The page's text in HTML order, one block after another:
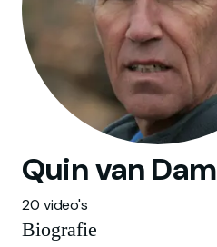
Quinvan Dam
20 video's
Biografie